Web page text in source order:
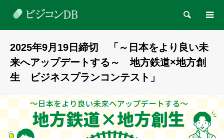
検索
2025年9月19日締切 「～日本をより良い未
来へアップデートする～ 地方鉄道×地方創
生 ビジネスプランコンテスト」